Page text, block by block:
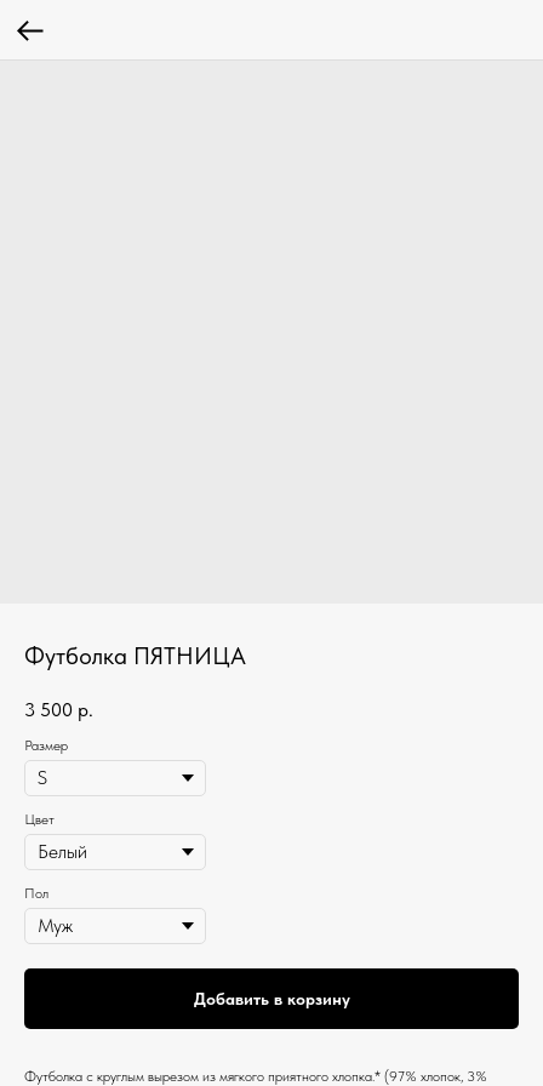
Футболка ПЯТНИЦА
3 500 р.
Размер
Цвет
Пол
Добавить в корзину
Футболка c круглым вырезом из мягкого приятного хлопка.* (97% хлопок, 3%